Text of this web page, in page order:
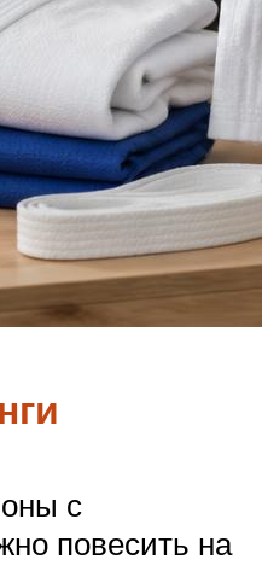
с
повесить на